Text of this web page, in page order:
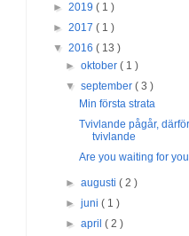
► 2019 ( 1 )
► 2017 ( 1 )
▼ 2016 ( 13 )
►oktober( 1 )
▼september( 3 )
Min första strata
Tvivlande pågår,
tvivlande
Are you waiting for
►augusti( 2 )
►juni( 1 )
►april( 2 )